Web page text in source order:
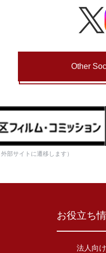
Other
部サイトに遷移します）
お役立ち
法人向